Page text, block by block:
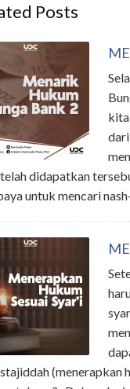
Posts
kita
didapatkan
untuk mencari
(menerapkan